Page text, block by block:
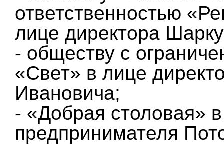
ответственностью
лице директора
- обществу с
«Свет» в лице
Ивановича;
- «Добрая столовая»
предпринимателя